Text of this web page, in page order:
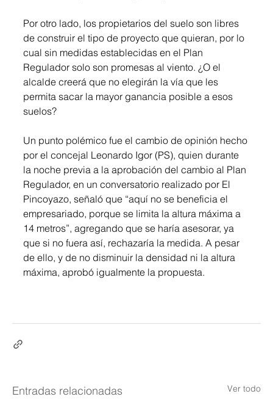
Por otro lado, los propietarios del suelo son libres
de construir el tipo de proyecto que quieran, por lo
cual sin medidas establecidas en el Plan
Regulador solo son promesas al viento. ¿O el
alcalde creerá que no elegirán la vía que les
permita sacar la mayor ganancia posible a esos
suelos?
Un punto polémico fue el cambio de opinión hecho
por el concejal Leonardo Igor (PS), quien durante
la noche previa a la aprobación del cambio al Plan
Regulador, en un conversatorio realizado por El
Pincoyazo, señaló que “aquí no se beneficia el
empresariado, porque se limita la altura máxima a
14 metros”, agregando que se haría asesorar, ya
que si no fuera así, rechazaría la medida. A pesar
de ello, y de no disminuir la densidad ni la altura
máxima, aprobó igualmente la propuesta.
Entradas relacionadas Ver todo